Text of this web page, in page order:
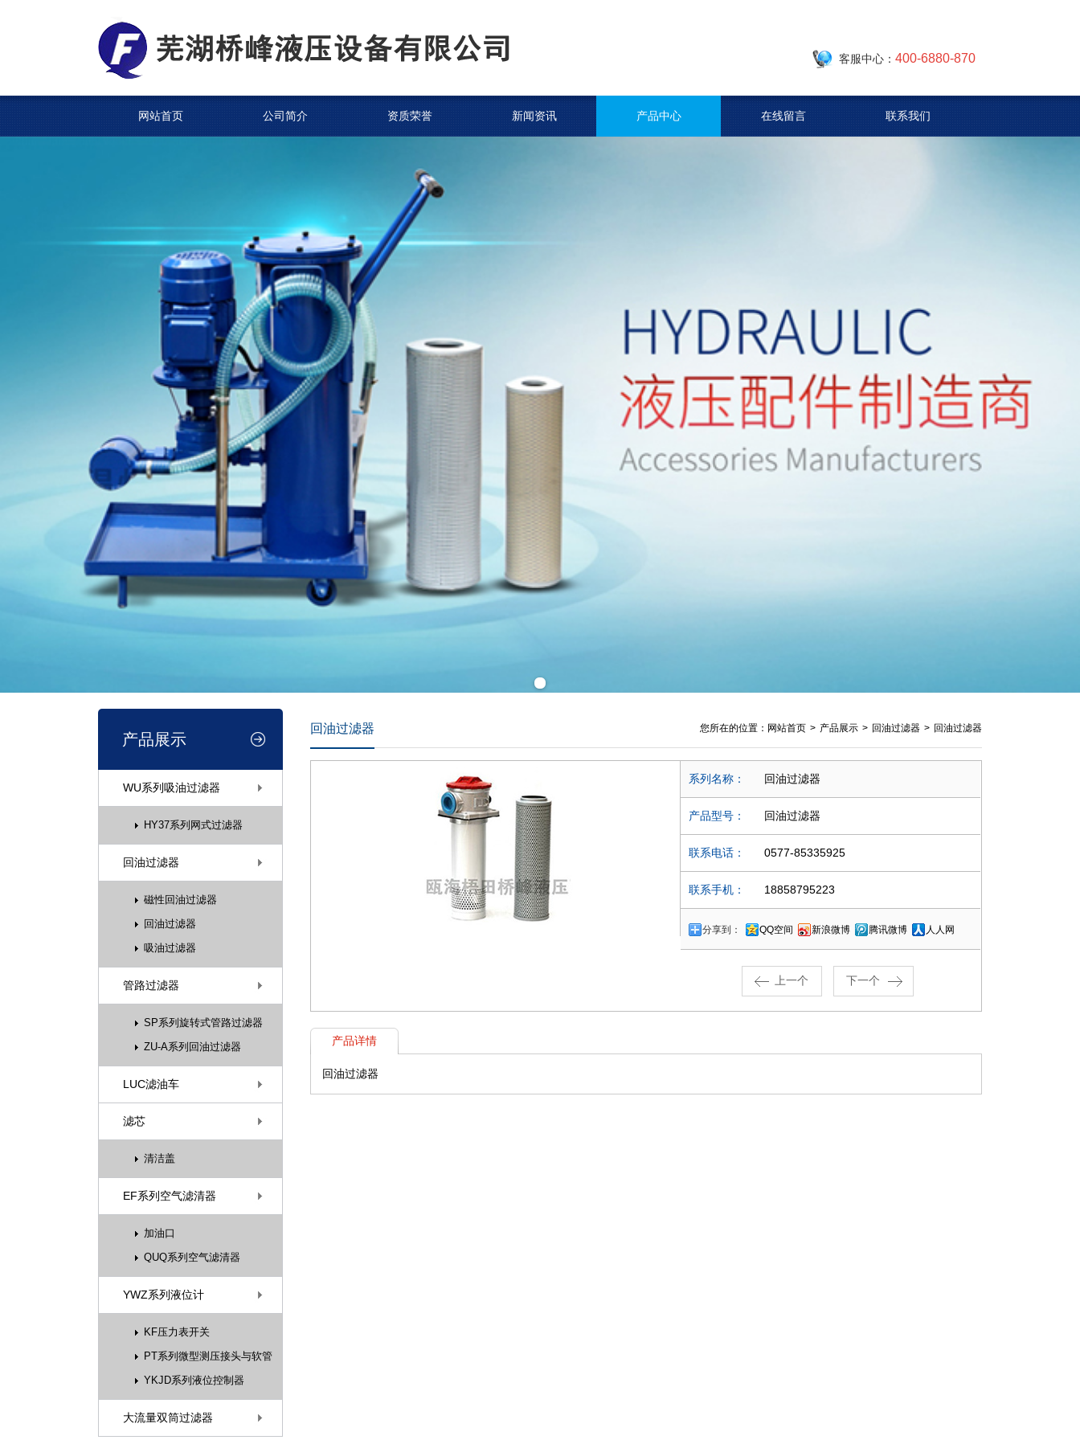
客服中心： 400-6880-870
网站首页 公司简介 资质荣誉 新闻资讯 产品中心 在线留言 联系我们
产品展示
WU系列吸油过滤器
HY37系列网式过滤器
回油过滤器
磁性回油过滤器
回油过滤器
吸油过滤器
管路过滤器
SP系列旋转式管路过滤器
ZU-A系列回油过滤器
LUC滤油车
滤芯
清洁盖
EF系列空气滤清器
加油口
QUQ系列空气滤清器
YWZ系列液位计
KF压力表开关
PT系列微型测压接头与软管
YKJD系列液位控制器
大流量双筒过滤器
回油过滤器 您所在的位置： 网站首页 > 产品展示 > 回油过滤器 > 回油过滤器
系列名称： 回油过滤器
产品型号： 回油过滤器
联系电话： 0577-85335925
联系手机： 18858795223
分享到： QQ空间 新浪微博 腾讯微博 人人网
上一个 下一个
产品详情
回油过滤器